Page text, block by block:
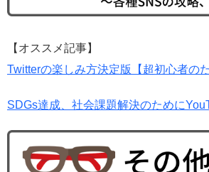
【オススメ記事】
Twitterの楽しみ方決定版【超初心者の
SDGs達成、社会課題解決のために